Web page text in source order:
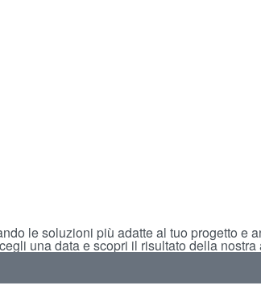
le soluzioni più adatte al tuo progetto e
una data e scopri il risultato della